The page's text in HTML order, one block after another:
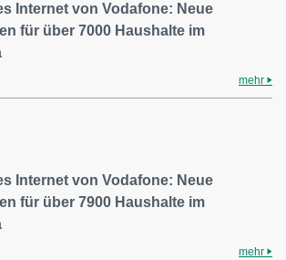
Internet von Vodafone: Neue
für über 7000 Haushalte im
mehr
Internet von Vodafone: Neue
für über 7900 Haushalte im
mehr